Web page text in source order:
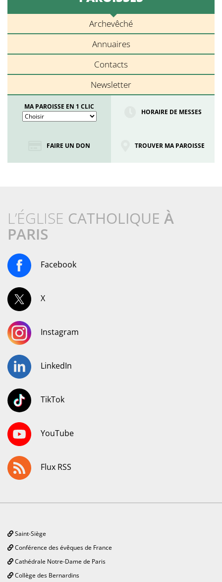
Archevêché
Annuaires
Contacts
Newsletter
MA PAROISSE EN 1 CLIC
HORAIRE DE MESSES
FAIRE UN DON TROUVER MA PAROISSE
L’ÉGLISE CATHOLIQUE À
PARIS
Facebook
X
Instagram
LinkedIn
TikTok
YouTube
Flux RSS
Saint-Siège
Conférence des évêques de France
Cathédrale Notre-Dame de Paris
Collège des Bernardins